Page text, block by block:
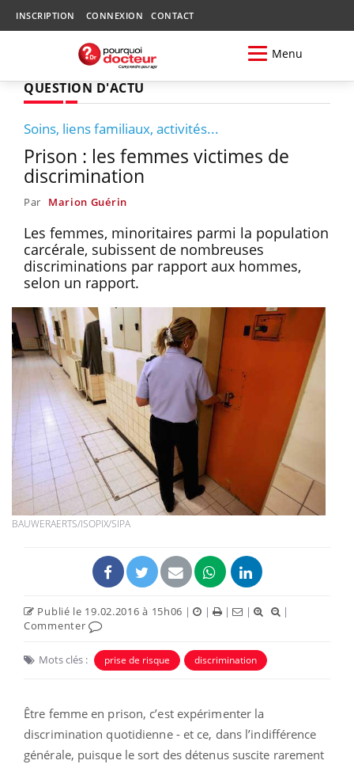
INSCRIPTION CONNEXION CONTACT
Menu
QUESTION D'ACTU
Soins, liens familiaux, activités...
Prison : les femmes victimes de
discrimination
Par Marion Guérin
Les femmes, minoritaires parmi la population
carcérale, subissent de nombreuses
discriminations par rapport aux hommes,
selon un rapport.
BAUWERAERTS/ISOPIX/SIPA
Publié le 19.02.2016 à 15h06 | | | |
|
Commenter
Mots clés : prise de risque discrimination
Être femme en prison, c’est expérimenter la
discrimination quotidienne - et ce, dans l’indifférence
générale, puisque le sort des détenus suscite rarement